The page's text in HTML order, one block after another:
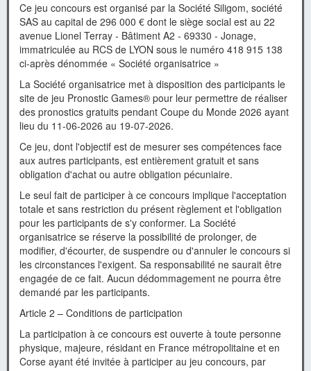
Ce jeu concours est organisé par la Société Siligom, société
SAS au capital de 296 000 € dont le siège social est au 22
avenue Lionel Terray - Bâtiment A2 - 69330 - Jonage,
immatriculée au RCS de LYON sous le numéro 418 915 138
ci-après dénommée « Société organisatrice »
La Société organisatrice met à disposition des participants le
site de jeu Pronostic Games® pour leur permettre de réaliser
des pronostics gratuits pendant Coupe du Monde 2026 ayant
lieu du 11-06-2026 au 19-07-2026.
Ce jeu, dont l'objectif est de mesurer ses compétences face
aux autres participants, est entièrement gratuit et sans
obligation d'achat ou autre obligation pécuniaire.
Le seul fait de participer à ce concours implique l'acceptation
totale et sans restriction du présent règlement et l'obligation
pour les participants de s'y conformer. La Société
organisatrice se réserve la possibilité de prolonger, de
modifier, d'écourter, de suspendre ou d'annuler le concours si
les circonstances l'exigent. Sa responsabilité ne saurait être
engagée de ce fait. Aucun dédommagement ne pourra être
demandé par les participants.
Article 2 – Conditions de participation
La participation à ce concours est ouverte à toute personne
physique, majeure, résidant en France métropolitaine et en
Corse ayant été invitée à participer au jeu concours, par